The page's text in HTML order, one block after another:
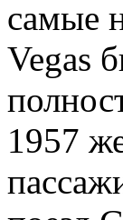
самые
Vegas
1957